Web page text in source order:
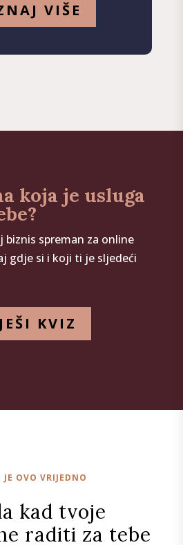
VIŠE
koja je usluga
biznis spreman za online
gdje si i koji ti je sljedeći
KVIZ
JE OVO VRIJEDNO
kad tvoje
raditi za tebe